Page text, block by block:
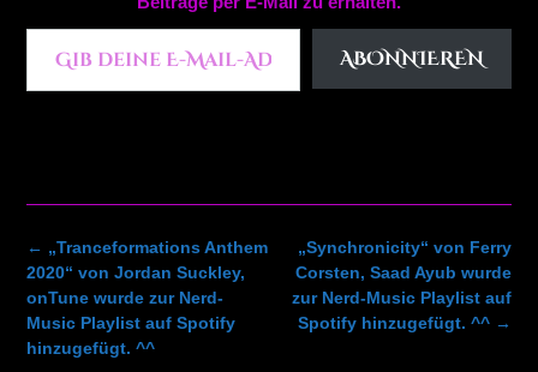
Gib deine E-Mail-Adresse ein ...
ABONNIEREN
Post
navigation
„Synchronicity“ von Ferry
Corsten, Saad Ayub wurde
zur Nerd-Music Playlist auf
Spotify hinzugefügt. ^^ →
← „Tranceformations Anthem
2020“ von Jordan Suckley,
onTune wurde zur Nerd-
Music Playlist auf Spotify
hinzugefügt. ^^